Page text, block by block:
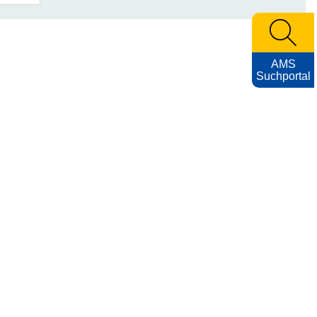
AMS
Suchportal